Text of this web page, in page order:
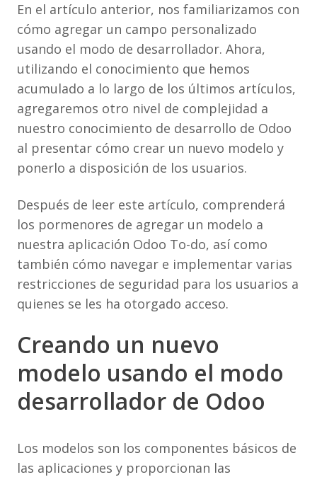
En el artículo anterior, nos familiarizamos con
cómo agregar un campo personalizado
usando el modo de desarrollador. Ahora,
utilizando el conocimiento que hemos
acumulado a lo largo de los últimos artículos,
agregaremos otro nivel de complejidad a
nuestro conocimiento de desarrollo de Odoo
al presentar cómo crear un nuevo modelo y
ponerlo a disposición de los usuarios.
Después de leer este artículo, comprenderá
los pormenores de agregar un modelo a
nuestra aplicación Odoo To-do, así como
también cómo navegar e implementar varias
restricciones de seguridad para los usuarios a
quienes se les ha otorgado acceso.
Creando un nuevo
modelo usando el modo
desarrollador de Odoo
Los modelos son los componentes básicos de
las aplicaciones y proporcionan las